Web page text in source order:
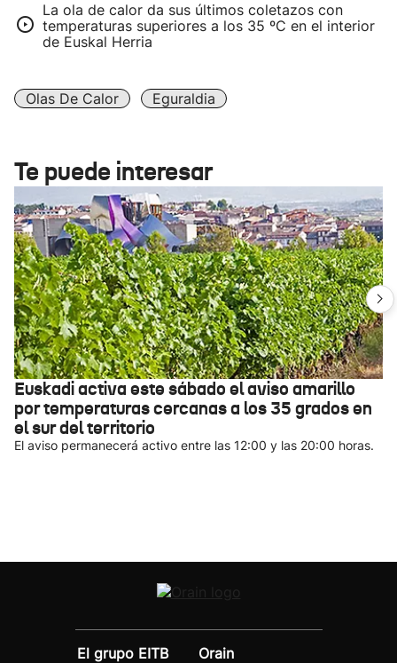
La ola de calor da sus últimos coletazos con
temperaturas superiores a los 35 ºC en el interior
de Euskal Herria
Olas De Calor Eguraldia
Te puede interesar
Euskadi activa este sábado el aviso amarillo
por temperaturas cercanas a los 35 grados en
el sur del territorio
El aviso permanecerá activo entre las 12:00 y las 20:00 horas.
El grupo EITB
Orain